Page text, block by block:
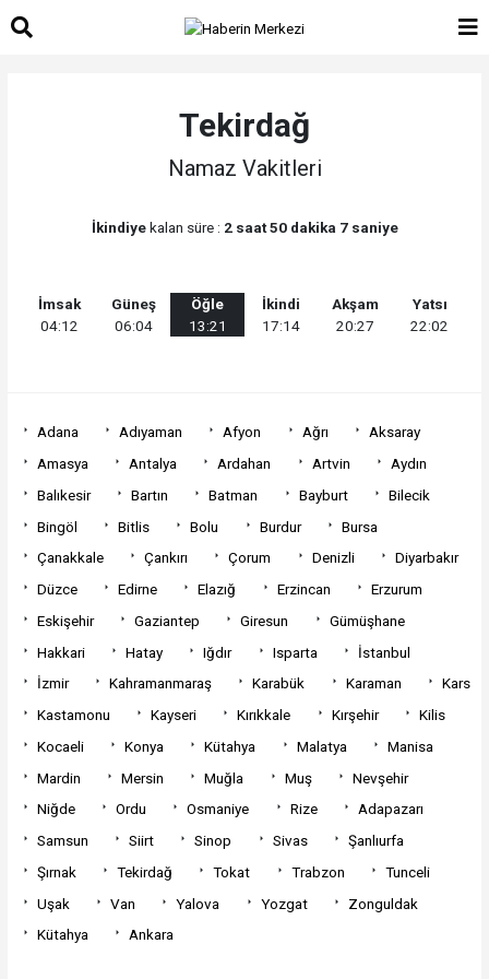
Tekirdağ
Namaz Vakitleri
İkindiyekalan süre : 2 saat 50 dakika 7 saniye
İmsak
04:12
Güneş
06:04
Öğle
13:21
İkindi
17:14
Akşam
20:27
Yatsı
22:02
Adana Adıyaman Afyon Ağrı
Aksaray
Amasya
Antalya Ardahan Artvin
Aydın
Balıkesir
Bartın Batman Bayburt
Bilecik
Bingöl
Bitlis Bolu Burdur
Bursa
Çanakkale
Çankırı Çorum Denizli
Diyarbakır
Düzce
Edirne Elazığ Erzincan
Erzurum
Eskişehir
Gaziantep Giresun
Gümüşhane
Hakkari
Hatay Iğdır Isparta
İstanbul
İzmir
Kahramanmaraş Karabük Karaman
Kars
Kastamonu
Kayseri Kırıkkale Kırşehir
Kilis
Kocaeli
Konya Kütahya Malatya
Manisa
Mardin
Mersin Muğla Muş
Nevşehir
Niğde
Ordu Osmaniye Rize
Adapazarı
Samsun
Siirt Sinop Sivas
Şanlıurfa
Şırnak
Tekirdağ Tokat Trabzon
Tunceli
Uşak
Van Yalova Yozgat
Zonguldak
Kütahya
Ankara